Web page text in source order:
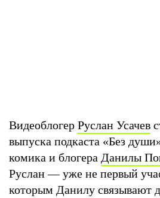
Видеоблогер Руслан Усачев
выпуска подкаста «Без
комика и блогера Данилы
Руслан — уже не первый
которым Данилу связывают